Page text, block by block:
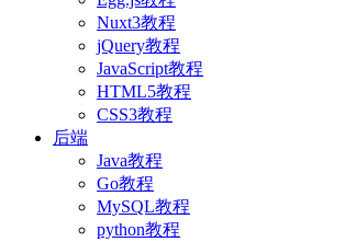
Nuxt3教程
jQuery教程
JavaScript教程
HTML5教程
CSS3教程
后端
Java教程
Go教程
MySQL教程
python教程